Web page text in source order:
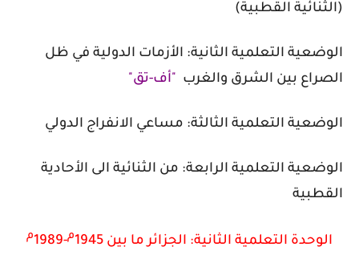
(الثنائية القطبية)
الوضعية التعلمية الثانية: الأزمات الدولية في ظل
الصراع بين الشرق والغرب "أف-تق"
الوضعية التعلمية الثالثة: مساعي الانفراج الدولي
الوضعية التعلمية الرابعة: من الثنائية الى الأحادية
القطبية
الوحدة التعلمية الثانية: الجزائر ما بين 1945 م-1989 م